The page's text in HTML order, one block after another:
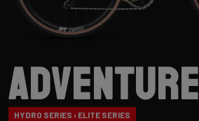
Adventure
HYDRO SERIES › ELITE SERIES